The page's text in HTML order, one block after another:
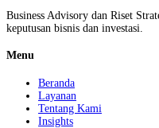
Business Advisory dan Riset
keputusan bisnis dan investasi.
Menu
Beranda
Layanan
Tentang Kami
Insights